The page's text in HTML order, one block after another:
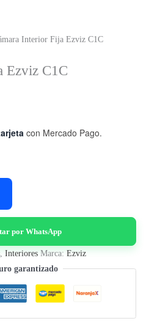
Interior Fija Ezviz C1C
Ezviz C1C
con Mercado Pago.
por WhatsApp
,Interiores Marca:Ezviz
garantizado